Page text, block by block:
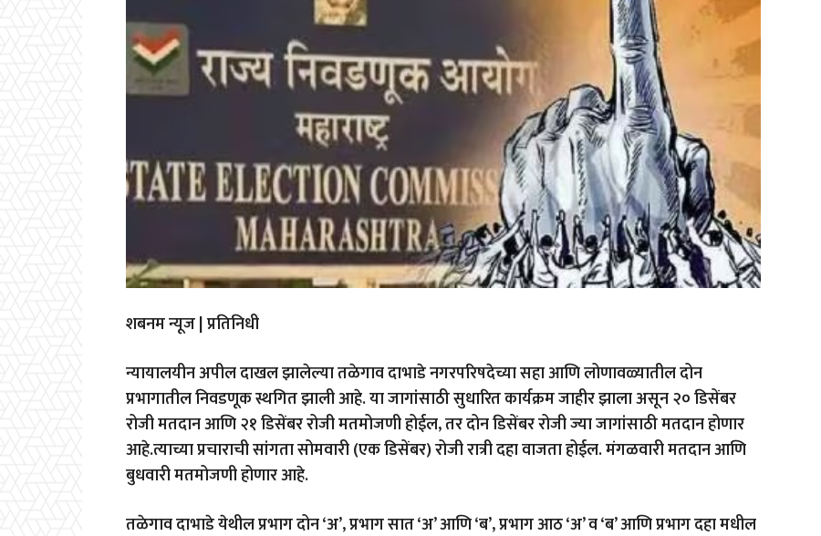
शबनम न्यूज | प्रतिनिधी
न्यायालयीन अपील दाखल झालेल्या तळेगाव दाभाडे नगरपरिषदेच्या सहा आणि लोणावळ्यातील दोन
प्रभागातील निवडणूक स्थगित झाली आहे. या जागांसाठी सुधारित कार्यक्रम जाहीर झाला असून २० डिसेंबर
रोजी मतदान आणि २१ डिसेंबर रोजी मतमोजणी होईल, तर दोन डिसेंबर रोजी ज्या जागांसाठी मतदान होणार
आहे.त्याच्या प्रचाराची सांगता सोमवारी (एक डिसेंबर) रोजी रात्री दहा वाजता होईल. मंगळवारी मतदान आणि
बुधवारी मतमोजणी होणार आहे.
तळेगाव दाभाडे येथील प्रभाग दोन ‘अ’, प्रभाग सात ‘अ’ आणि ‘ब’, प्रभाग आठ ‘अ’ व ‘ब’ आणि प्रभाग दहा मधील